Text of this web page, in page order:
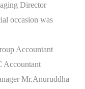
Director
occasion was
Accountant
Accountant
Mr.Anuruddha